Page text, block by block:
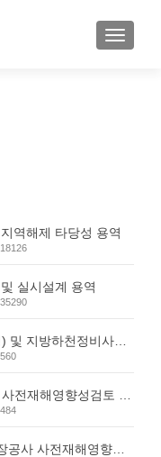
역해제 타당성 용역
실시설계 용역
및 지방하천정비사업
전재해영향성검토 용
사 사전재해영향성